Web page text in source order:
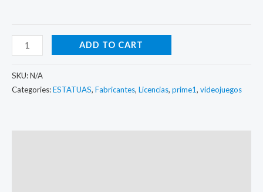
ADD TO CART
SKU:N/A
Categories:ESTATUAS, Fabricantes, Licencias, prime1, videojuegos